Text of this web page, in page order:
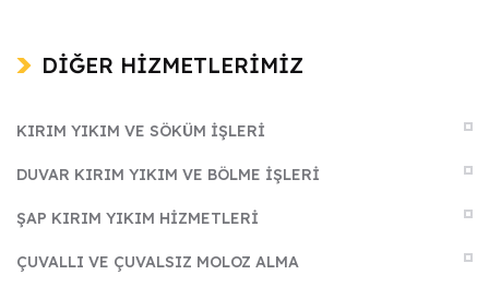
DİĞER HİZMETLERİMİZ
KIRIM YIKIM VE SÖKÜM İŞLERI
DUVAR KIRIM YIKIM VE BÖLME İŞLERI
ŞAP KIRIM YIKIM HIZMETLERI
ÇUVALLI VE ÇUVALSIZ MOLOZ ALMA